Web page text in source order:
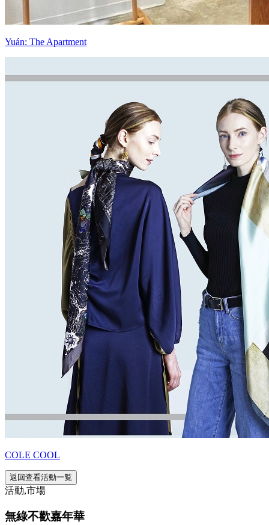
Yuán: The Apartment
COLE COOL
返回查看活動一覧
活動,市場
無綠不歡嘉年華